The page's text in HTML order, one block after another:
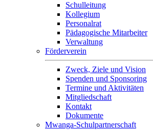
Schulleitung
Kollegium
Personalrat
Pädagogische Mitarbeiter
Verwaltung
Förderverein
Zweck, Ziele und Vision
Spenden und Sponsoring
Termine und Aktivitäten
Mitgliedschaft
Kontakt
Dokumente
Mwanga-Schulpartnerschaft